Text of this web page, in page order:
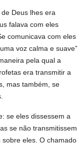
Deus lhes era
falava com eles
comunicava com eles
voz calma e suave”
pela qual a
era transmitir a
mas também, se
se eles dissessem a
se não transmitissem
eles. O chamado